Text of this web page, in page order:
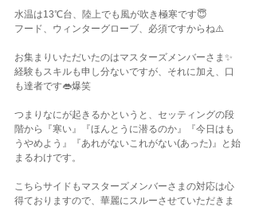
水温は13℃台、陸上でも風が吹き極寒です😇
フード、ウィンターグローブ、必須ですからね⚠️
お集まりいただいたのはマスターズメンバーさま✨
経験もスキルも申し分ないですが、それに加え、口
も達者です👄爆笑
つまりなにが起きるかというと、セッティングの段
階から『寒い』『ほんとうに潜るのか』『今日はも
うやめよう』『あれがないこれがない(あった)』と始
まるわけです。
こちらサイドもマスターズメンバーさまの対応は心
得ておりますので、華麗にスルーさせていただきま